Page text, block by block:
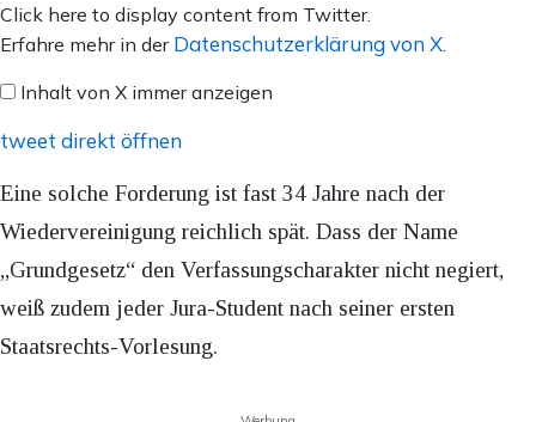
Inhalt
von
anzeigen
Click here to display content from Twitter.
Erfahre mehr in der Datenschutzerklärung von X.
Inhalt von X immer anzeigen
tweet direkt öffnen
Eine solche Forderung ist fast 34 Jahre nach der
Wiedervereinigung reichlich spät. Dass der Name
„Grundgesetz“ den Verfassungscharakter nicht negiert,
weiß zudem jeder Jura-Student nach seiner ersten
Staatsrechts-Vorlesung.